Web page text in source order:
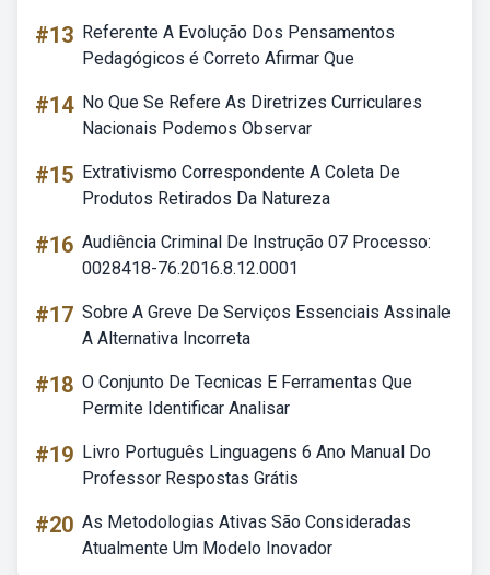
#13 Referente A Evolução Dos Pensamentos
Pedagógicos é Correto Afirmar Que
#14 No Que Se Refere As Diretrizes Curriculares
Nacionais Podemos Observar
#15 Extrativismo Correspondente A Coleta De
Produtos Retirados Da Natureza
#16 Audiência Criminal De Instrução 07 Processo:
0028418-76.2016.8.12.0001
#17 Sobre A Greve De Serviços Essenciais Assinale
A Alternativa Incorreta
#18 O Conjunto De Tecnicas E Ferramentas Que
Permite Identificar Analisar
#19 Livro Português Linguagens 6 Ano Manual Do
Professor Respostas Grátis
#20 As Metodologias Ativas São Consideradas
Atualmente Um Modelo Inovador